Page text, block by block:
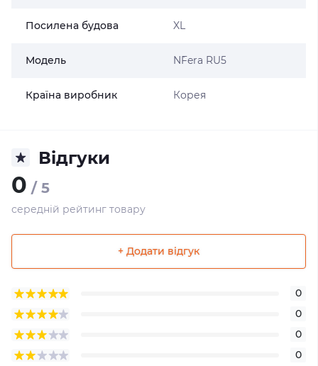
Посилена будова XL
Модель N`Fera RU5
Країна виробник Корея
Відгуки
0 / 5
середній рейтинг товару
+ Додати відгук
0
0
0
0